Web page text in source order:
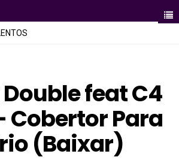
feat C4
Cobertor Para
(Baixar)